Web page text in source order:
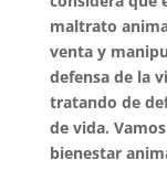
maltrato
venta y
defensa de la
tratando de
de vida.
bienestar